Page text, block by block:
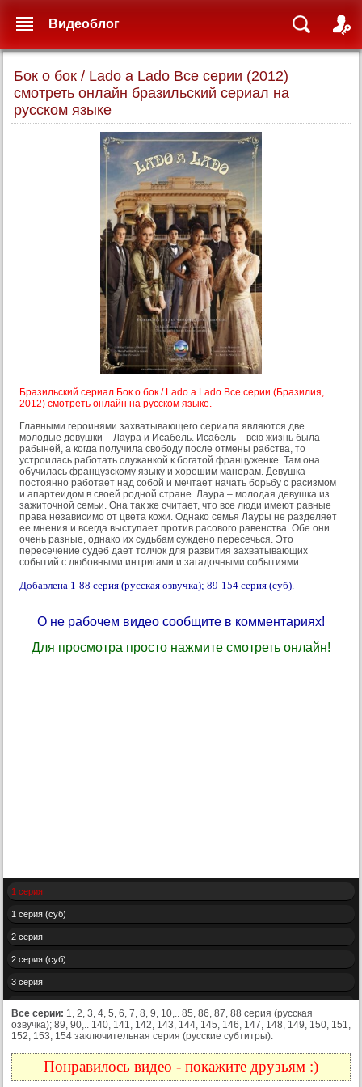
Бок о бок / Lado a Lado Все серии (2012)
смотреть онлайн бразильский сериал на
русском языке
Бразильский сериал Бок о бок / Lado a Lado Все серии (Бразилия,
2012) смотреть онлайн на русском языке.
Главными героинями захватывающего сериала являются две
молодые девушки – Лаура и Исабель. Исабель – всю жизнь была
рабыней, а когда получила свободу после отмены рабства, то
устроилась работать служанкой к богатой француженке. Там она
обучилась французскому языку и хорошим манерам. Девушка
постоянно работает над собой и мечтает начать борьбу с расизмом
и апартеидом в своей родной стране. Лаура – молодая девушка из
зажиточной семьи. Она так же считает, что все люди имеют равные
права независимо от цвета кожи. Однако семья Лауры не разделяет
ее мнения и всегда выступает против расового равенства. Обе они
очень разные, однако их судьбам суждено пересечься. Это
пересечение судеб дает толчок для развития захватывающих
событий с любовными интригами и загадочными событиями.
Добавлена 1-88 серия (русская озвучка); 89-154 серия (суб).
О не рабочем видео сообщите в комментариях!
Для просмотра просто нажмите смотреть онлайн!
1 серия
1 серия (суб)
2 серия
2 серия (суб)
3 серия
4 серия
5 серия
Все серии: 1, 2, 3, 4, 5, 6, 7, 8, 9, 10,.. 85, 86, 87, 88 серия (русская
озвучка); 89, 90,.. 140, 141, 142, 143, 144, 145, 146, 147, 148, 149, 150, 151,
152, 153, 154 заключительная серия (русские субтитры).
Понравилось видео - покажите друзьям :)
Видеоблог